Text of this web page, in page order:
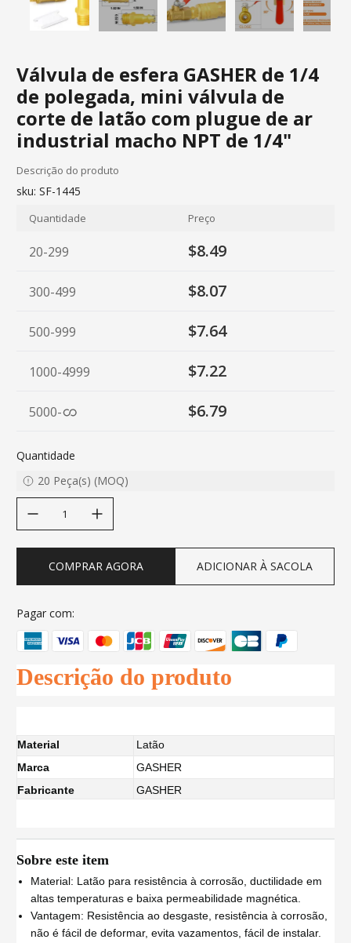
Válvula de esfera GASHER de 1/4
de polegada, mini válvula de
corte de latão com plugue de ar
industrial macho NPT de 1/4"
Descrição do produto
sku: SF-1445
Quantidade Preço
20-299 $8.49
300-499 $8.07
500-999 $7.64
1000-4999 $7.22
5000- $6.79
Quantidade
20 Peça(s) (MOQ)
COMPRAR AGORA ADICIONAR À SACOLA
Pagar com:
Descrição do produto
Material
Latão
Marca
GASHER
Fabricante
GASHER
Sobre este item
Material: Latão para resistência à corrosão, ductilidade em
altas temperaturas e baixa permeabilidade magnética.
Vantagem: Resistência ao desgaste, resistência à corrosão,
não é fácil de deformar, evita vazamentos, fácil de instalar.